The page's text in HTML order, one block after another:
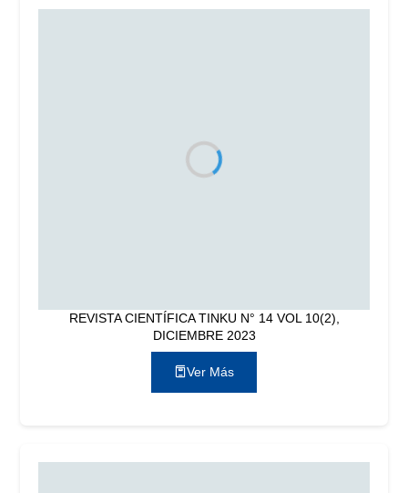
REVISTA CIENTÍFICA TINKU N° 14 VOL 10(2),
DICIEMBRE 2023
Ver Más